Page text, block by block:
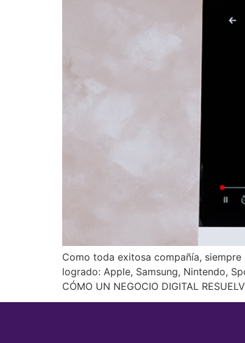
Como toda exitosa compañía,
logrado: Apple, Samsung, Nintendo,
CÓMO UN NEGOCIO DIGITAL